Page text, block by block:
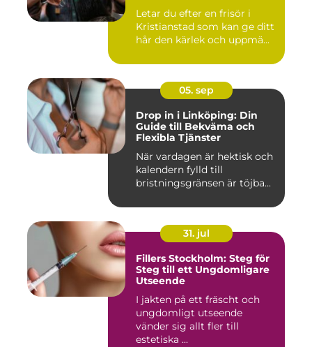
Letar du efter en frisör i
Kristianstad som kan ge ditt
hår den kärlek och uppmä...
05. sep
Drop in i Linköping: Din
Guide till Bekväma och
Flexibla Tjänster
När vardagen är hektisk och
kalendern fylld till
bristningsgränsen är töjba...
31. jul
Fillers Stockholm: Steg för
Steg till ett Ungdomligare
Utseende
I jakten på ett fräscht och
ungdomligt utseende
vänder sig allt fler till
estetiska ...